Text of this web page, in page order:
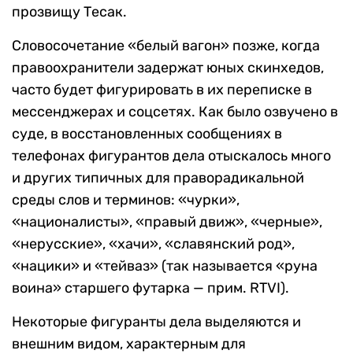
прозвищу Тесак.
Словосочетание «белый вагон» позже, когда
правоохранители задержат юных скинхедов,
часто будет фигурировать в их переписке в
мессенджерах и соцсетях. Как было озвучено в
суде, в восстановленных сообщениях в
телефонах фигурантов дела отыскалось много
и других типичных для праворадикальной
среды слов и терминов: «чурки»,
«националисты», «правый движ», «черные»,
«нерусские», «хачи», «славянский род»,
«нацики» и «тейваз» (так называется «руна
воина» старшего футарка — прим. RTVI).
Некоторые фигуранты дела выделяются и
внешним видом, характерным для